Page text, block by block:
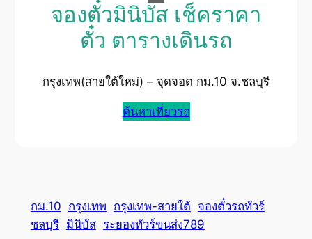
จองตั๋วมินิบัส เช็คราคา
ตั๋ว ตารางเดินรถ
กรุงเทพ(สายใต้ใหม่) – จุดจอด กม.10 จ.ชลบุรี
ค้นหาเที่ยวรถ
กม.10 กรุงเทพ กรุงเทพ-สายใต้ จองตั๋วรถทัวร์
ชลบุรี มินิบัส ระยองทัวร์ขนส่ง789